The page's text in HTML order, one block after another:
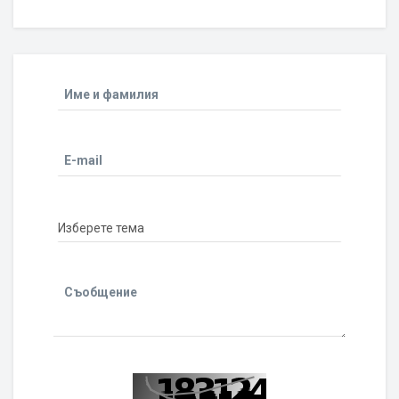
Име и фамилия
E-mail
Съобщение